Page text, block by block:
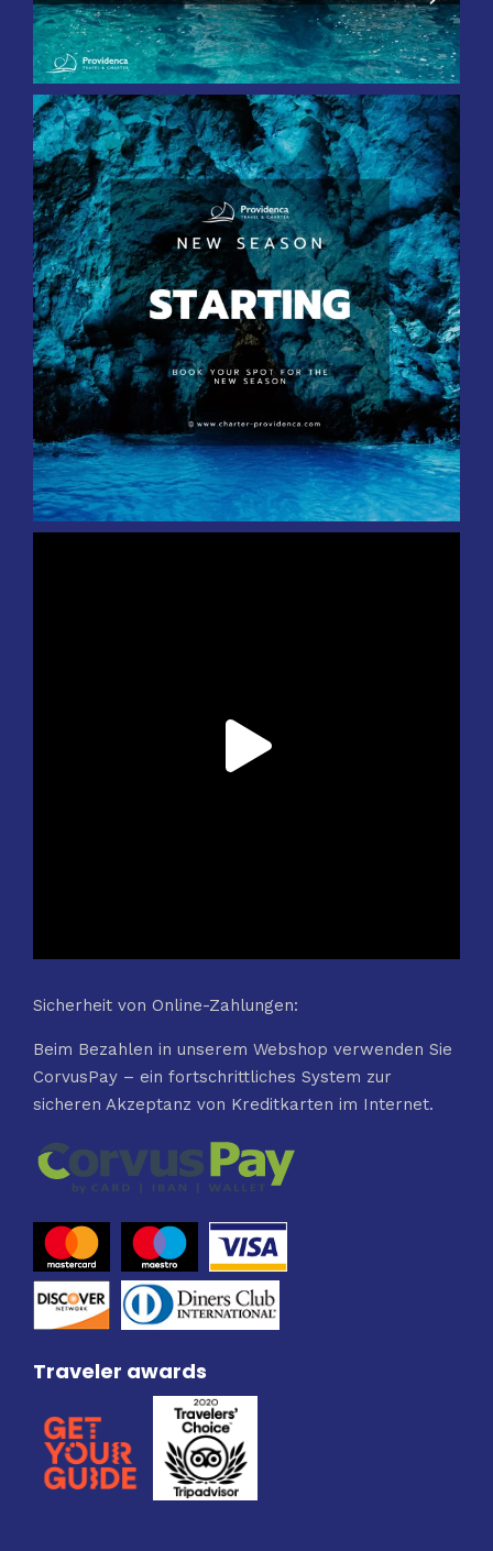
Sicherheit von Online-Zahlungen:
Beim Bezahlen in unserem Webshop verwenden Sie
CorvusPay – ein fortschrittliches System zur
sicheren Akzeptanz von Kreditkarten im Internet.
Traveler awards